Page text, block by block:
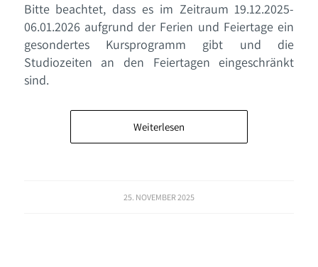
Bitte beachtet, dass es im Zeitraum 19.12.2025-
06.01.2026 aufgrund der Ferien und Feiertage ein
gesondertes Kursprogramm gibt und die
Studiozeiten an den Feiertagen eingeschränkt
sind.
Weiterlesen
25. NOVEMBER 2025